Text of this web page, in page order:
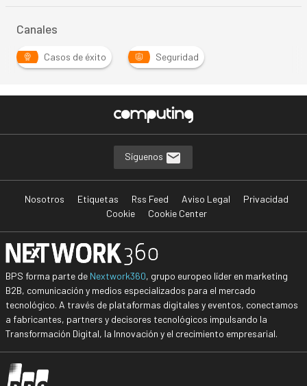
Canales
Casos de éxito
Seguridad
Síguenos
Nosotros Etiquetas Rss Feed Aviso Legal
Privacidad
Cookie
Cookie Center
BPS forma parte de Nextwork360, grupo europeo líder en marketing
B2B, comunicación y medios especializados para el mercado
tecnológico. A través de plataformas digitales y eventos, conectamos
a fabricantes, partners y decisores tecnológicos impulsando la
Transformación Digital, la Innovación y el crecimiento empresarial.